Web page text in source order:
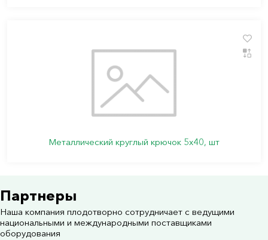
Металлический круглый крючок 5х40, шт
Партнеры
Наша компания плодотворно сотрудничает с ведущими
национальными и международными поставщиками
оборудования